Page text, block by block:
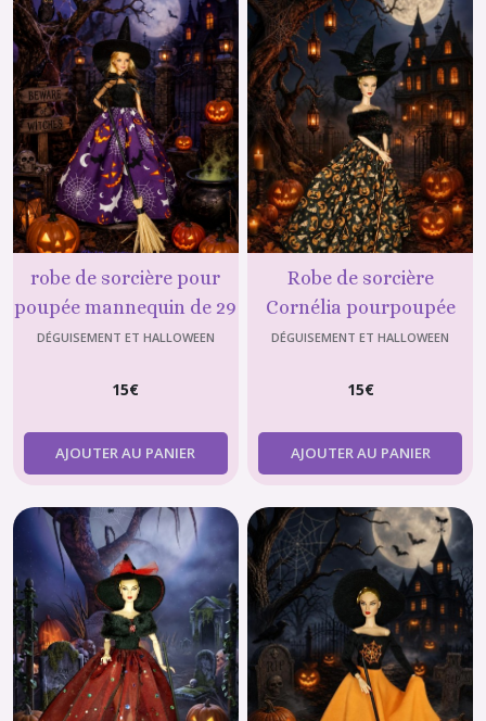
robe de sorcière pour
poupée mannequin de 29
cm (type Barbie)
DÉGUISEMENT ET HALLOWEEN
15€
AJOUTER AU PANIER
Robe de sorcière
Cornélia pourpoupée
mannequin de 29 cm
DÉGUISEMENT ET HALLOWEEN
15€
AJOUTER AU PANIER
Robe
+
sac
+
chapeau
(6)
Barbie
plage,
tenue
d'été
(12)
Maillot
de
(3)
Tee
shirt
(14)
short
+
tee
shirt
(8)